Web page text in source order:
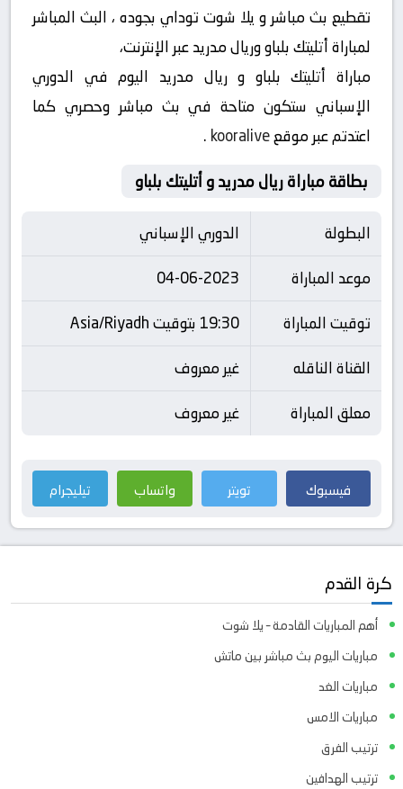
تقطيع بث مباشر و يلا شوت توداي بجوده ، البث المباشر
لمباراة أتليتك بلباو وريال مدريد عبر الإنترنت،
مباراة أتليتك بلباو و ريال مدريد اليوم في الدوري
الإسباني ستكون متاحة في بث مباشر وحصري كما
اعتدتم عبر موقعkooralive
.
بطاقة مباراة ريال مدريد و أتليتك بلباو
البطولة
الدوري الإسباني
موعد المباراة
04-06-2023
توقيت المباراة
19:30 بتوقيت Asia/Riyadh
القناة الناقله
غير معروف
معلق المباراة
غير معروف
فيسبوك تويتر واتساب تيليجرام
كرة القدم
أهم المباريات القادمة – يلا شوت
مباريات اليوم بث مباشر بين ماتش
مباريات الغد
مباريات الامس
ترتيب الفرق
ترتيب الهدافين